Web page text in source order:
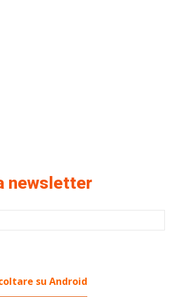
newsletter
su Android